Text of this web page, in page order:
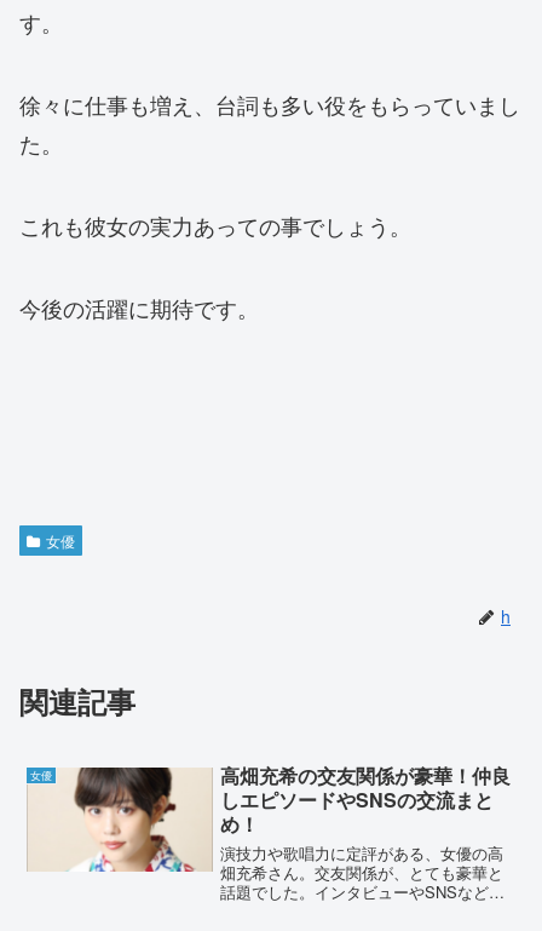
す。
徐々に仕事も増え、台詞も多い役をもらっていまし
た。
これも彼女の実力あっての事でしょう。
今後の活躍に期待です。
女優
h
関連記事
女優
高畑充希の交友関係が豪華！仲良
しエピソードやSNSの交流まと
め！
演技力や歌唱力に定評がある、女優の高
畑充希さん。交友関係が、とても豪華と
話題でした。インタビューやSNSなどで